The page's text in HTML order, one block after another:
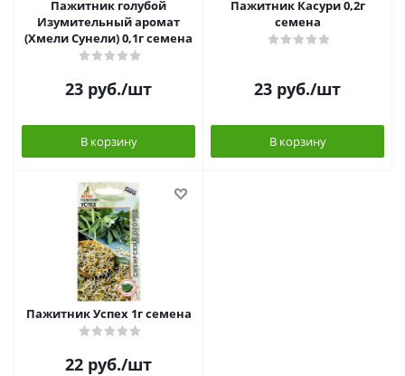
Пажитник голубой
Изумительный аромат
(Хмели Сунели) 0,1г семена
23 руб./шт
В корзину
Пажитник Касури 0,2г
семена
23 руб./шт
В корзину
Пажитник Успех 1г семена
22 руб./шт